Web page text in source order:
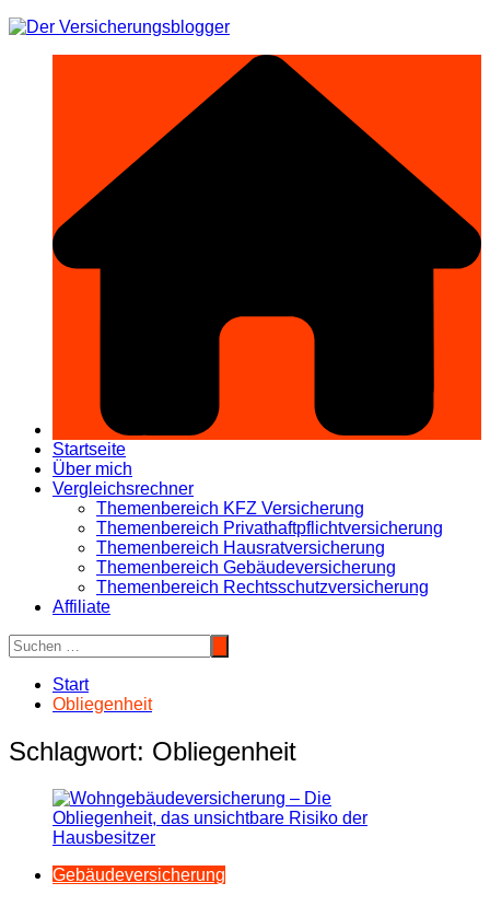
Zum
Startseite
Über mich
Vergleichsrechner
Themenbereich KFZ Versicherung
Themenbereich Privathaftpflichtversicherung
Themenbereich Hausratversicherung
Themenbereich Gebäudeversicherung
Themenbereich Rechtsschutzversicherung
Affiliate
Start
Obliegenheit
Schlagwort: Obliegenheit
Gebäudeversicherung